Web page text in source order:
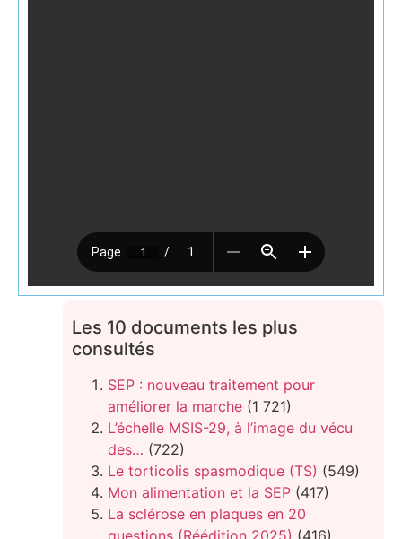
Les 10 documents les plus
consultés
SEP : nouveau traitement pour
améliorer la marche (1 721)
L’échelle MSIS-29, à l’image du vécu
des… (722)
Le torticolis spasmodique (TS) (549)
Mon alimentation et la SEP (417)
La sclérose en plaques en 20
questions (Réédition 2025) (416)